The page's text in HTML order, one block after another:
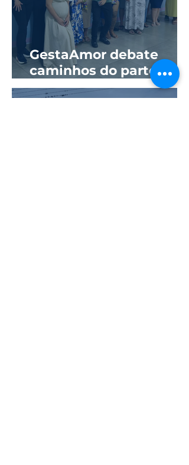
GestaAmor debate
caminhos do parto em
parceria com a
Universidade de Itaúna